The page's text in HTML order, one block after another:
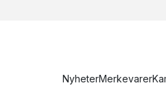
NyheterMerkevarer